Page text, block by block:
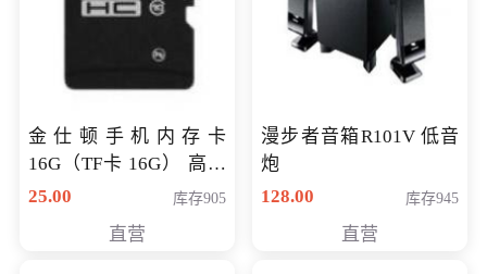
金仕顿手机内存卡
16G（TF卡 16G） 高速
卡 CLASS 10
25.00 库存905
直营
漫步者音箱R101V 低音
炮
128.00
库存945
直营